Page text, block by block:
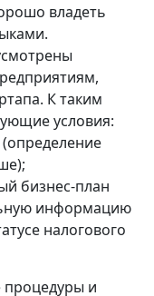
владеть
К таким
условия:
бизнес-план
информацию
налогового
процедуры и